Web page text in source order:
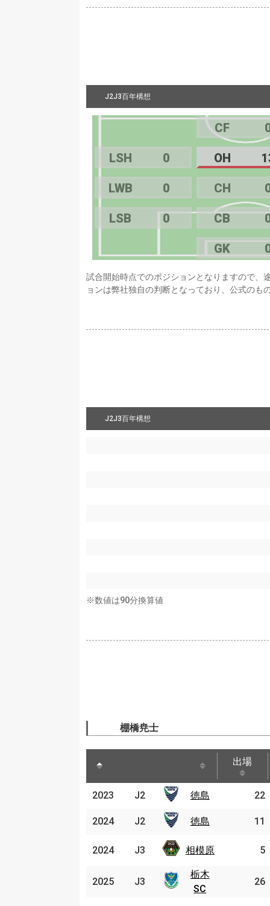
J2J3百年構想
CF
LSH 0 OH
LWB 0 CH
LSB 0 CB
GK
試合開始時点でのポジションとなりますので、
ョンは弊社独自の判断となっており、公式のも
J2J3百年構想
※数値は90分換算値
棚橋尭士
出場
2023 徳島 22
2024 徳島 11
2024
原
5
2025
栃木
SC
26
2023 J2 徳島
2024 J2 徳島
2024 J3 相模原
2025 J3
栃木
SC